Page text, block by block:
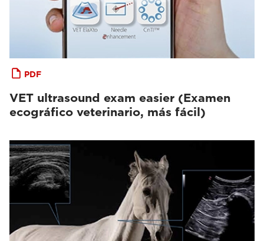
PDF
VET ultrasound exam easier (Examen
ecográfico veterinario, más fácil)